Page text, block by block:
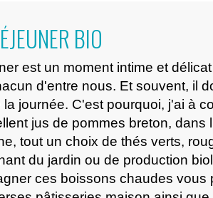
BIO
est un moment intime et
d'entre nous. Et souvent, il
la journée. C'est pourquoi, j'ai à
jus de pommes breton, dans
tout un choix de thés verts,
du jardin ou de production
ces boissons chaudes vous